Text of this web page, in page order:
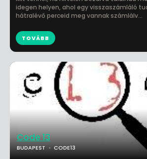
idegen helyen, ahol egy visszaszámláló
hátralévő perceid meg vannak számlálv...
TOVÁBB
Code 13
BUDAPEST CODE13